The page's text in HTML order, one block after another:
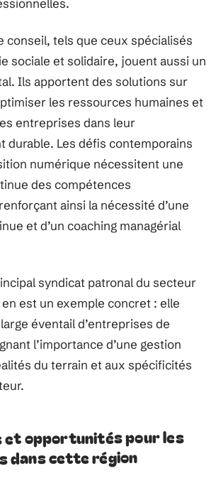
conseil, tels que ceux spécialisés
sociale et solidaire, jouent aussi un
Ils apportent des solutions sur
les ressources humaines et
entreprises dans leur
durable. Les défis contemporains
numérique nécessitent une
des compétences
ainsi la nécessité d’une
et d’un coaching managérial
syndicat patronal du secteur
est un exemple concret : elle
éventail d’entreprises de
l’importance d’une gestion
du terrain et aux spécificités
et opportunités pour les
dans cette région